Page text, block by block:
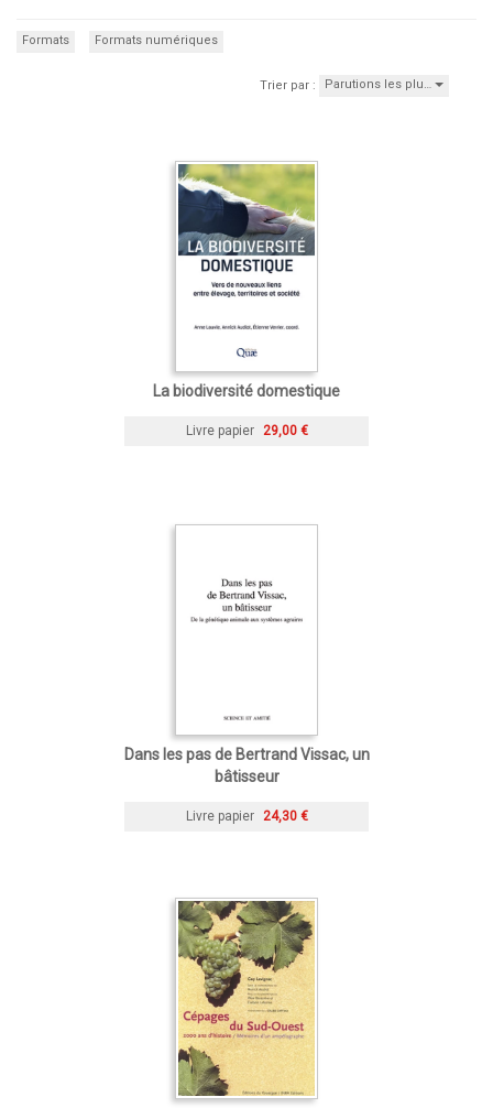
Formats Formats numériques
Trier par : Parutions les plu…
La biodiversité domestique
Livre papier 29,00 €
Dans les pas de Bertrand Vissac, un
bâtisseur
Livre papier 24,30 €